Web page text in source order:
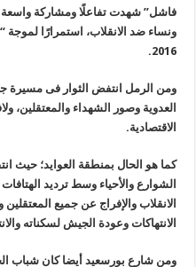
فاشل” شهدت تفاعلًا ومشاركة واسعة
2016
.
العدوية وصور الشهداء والمعتقلين،
الاقتصادية.
كما هو الحال بمنطقة العوايد؛ حيث
الشوارع والأحياء وسط ترديد
الانقلاب والإفراج عن جميع
الانتهاكات وعودة الجيش لسكناته
ومن شارع بورسعيد أيضا كان شباب